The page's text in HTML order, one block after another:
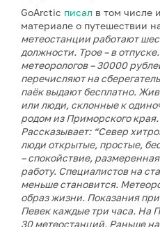
GoArctic писал в том числе
материале о путешествии
метеостанции работают
должности. Трое – в
метеорологов – 30000
перечисляют на
паёк выдают бесплатно.
или люди, склонные к
родом из Приморского
Рассказывает: “Север
люди открытые, простые,
– спокойствие,
работу. Специалистов на
меньше становится.
образ жизни. Показания
Певек каждые три часа. На
30 метеостанций. Раньше